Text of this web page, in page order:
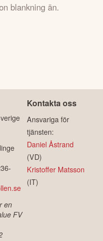
blankning än.
en
FV
Kontakta oss
Ansvariga för
tjänsten:
Daniel Åstrand
(VD)
Kristoffer Matsson
(IT)